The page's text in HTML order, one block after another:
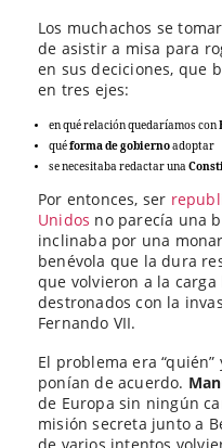
Los muchachos se
de asistir a misa para
en sus deciciones, que
en tres ejes:
en qué relación quedaríamos con
quéforma de gobiernoadoptar
se necesitaba redactar una
Por entonces, ser
Unidos no parecía una
inclinaba por una
benévola que la dura
que volvieron a la
destronados con la
Fernando VII.
El problema era
ponían de acuerdo.
de Europa sin ningún
misión secreta junto a